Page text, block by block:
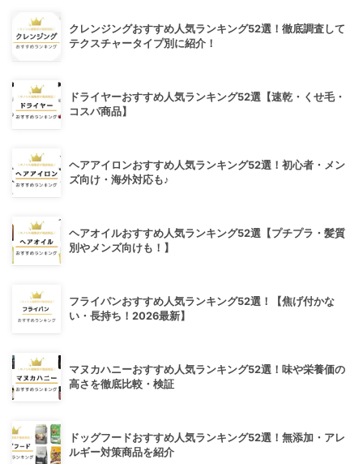
クレンジングおすすめ人気ランキング52選！徹底調査して
テクスチャータイプ別に紹介！
ドライヤーおすすめ人気ランキング52選【速乾・くせ毛・
コスパ商品】
ヘアアイロンおすすめ人気ランキング52選！初心者・メン
ズ向け・海外対応も♪
ヘアオイルおすすめ人気ランキング52選【プチプラ・髪質
別やメンズ向けも！】
フライパンおすすめ人気ランキング52選！【焦げ付かな
い・長持ち！2026最新】
マヌカハニーおすすめ人気ランキング52選！味や栄養価の
高さを徹底比較・検証
ドッグフードおすすめ人気ランキング52選！無添加・アレ
ルギー対策商品を紹介